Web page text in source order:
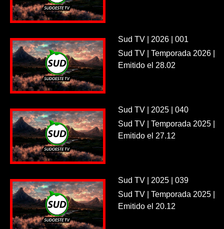
Sud TV | 2026 | 001
Sud TV | Temporada 2026 |
Emitido el 28.02
Sud TV | 2025 | 040
Sud TV | Temporada 2025 |
Emitido el 27.12
Sud TV | 2025 | 039
Sud TV | Temporada 2025 |
Emitido el 20.12